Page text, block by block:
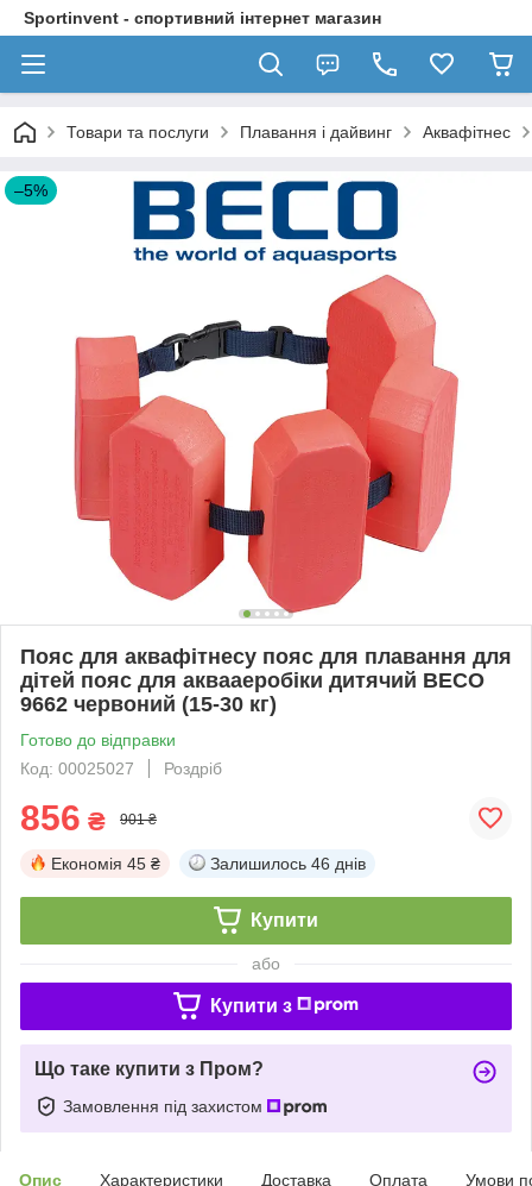
Sportinvent - спортивний інтернет магазин
Товари та послуги Плавання і дайвинг Аквафітнес
–5%
Пояс для аквафітнесу пояс для плавання для
дітей пояс для аквааеробіки дитячий BECO
9662 червоний (15-30 кг)
Готово до відправки
Код: 00025027
Роздріб
856 ₴ 901 ₴
Економія 45 ₴ Залишилось 46 днів
Купити
або
Купити з
Що таке купити з Пром?
Замовлення під захистом
Опис Характеристики Доставка Оплата Умови